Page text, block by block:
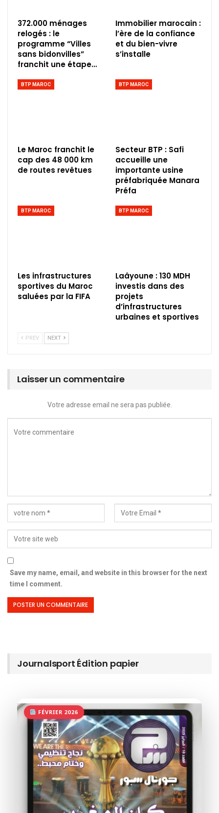
372.000 ménages
relogés : le
programme “Villes
sans bidonvilles”
franchit une étape…
Immobilier marocain :
l’ère de la confiance
et du bien-vivre
s’installe
BTP MAROC
Le Maroc franchit le
cap des 48 000 km
de routes revêtues
BTP MAROC
Secteur BTP : Safi
accueille une
importante usine
préfabriquée Manara
Préfa
BTP MAROC
Les infrastructures
sportives du Maroc
saluées par la FIFA
BTP MAROC
Laâyoune : 130 MDH
investis dans des
projets
d’infrastructures
urbaines et sportives
PREV NEXT
Laisser un commentaire
Votre adresse email ne sera pas publiée.
Save my name, email, and website in this browser for the next
time I comment.
Journalsport Édition papier
FÉVRIER 2026